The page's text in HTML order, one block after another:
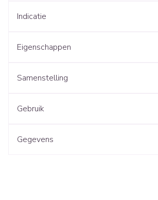
Indicatie
Eigenschappen
Samenstelling
Gebruik
Gegevens